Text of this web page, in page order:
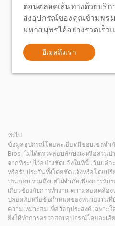
ตอนตลอดเส้นทางด้วยบริก
ส่งอุปกรณ์ของคุณข้ามพร
มหาสมุทรได้อย่างรวดเร็
อีเมลถึงเรา
ทั่วไป
ข้อมูลอุปกรณ์โดยละเอียดมีขอบเขตจำ
Bros. ไม่ได้ตรวจสอบลักษณะหรือส่วน
จากที่ระบุไว้อย่างชัดแจ้งในที่นี้ เว้นแต่จ
หรือรับประกันทั้งโดยชัดแจ้งหรือโดยป
ประกอบ รวมถึงแต่ไม่จำกัดเพียงการรับ
เกี่ยวข้องกับการทำงาน ความสอดคล้อ
ปลอดภัยหรือข้อกำหนดของหน่วยงานที่
ความเหมาะสม เพื่อวัตถุประสงค์เฉพาะ
ยิ่งให้ทำการตรวจสอบอุปกรณ์โดยละเอี